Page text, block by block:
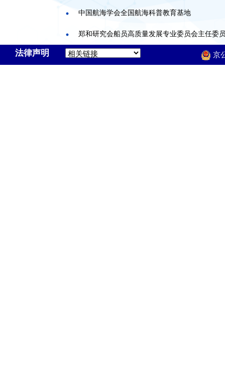
中国航海学会全国航海科普教育基地
郑和研究会船员高质量发展专业委员会主任委
法律声明 京